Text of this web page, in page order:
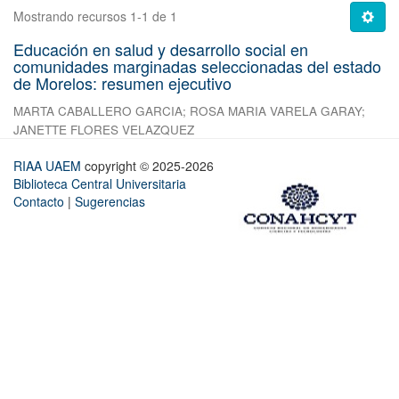
Mostrando recursos 1-1 de 1
Educación en salud y desarrollo social en
comunidades marginadas seleccionadas del estado
de Morelos: resumen ejecutivo
MARTA CABALLERO GARCIA; ROSA MARIA VARELA GARAY;
JANETTE FLORES VELAZQUEZ
RIAA UAEM copyright © 2025-2026
Biblioteca Central Universitaria
Contacto | Sugerencias